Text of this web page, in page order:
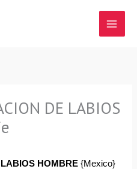
DE LABIOS
HOMBRE {Mexico}